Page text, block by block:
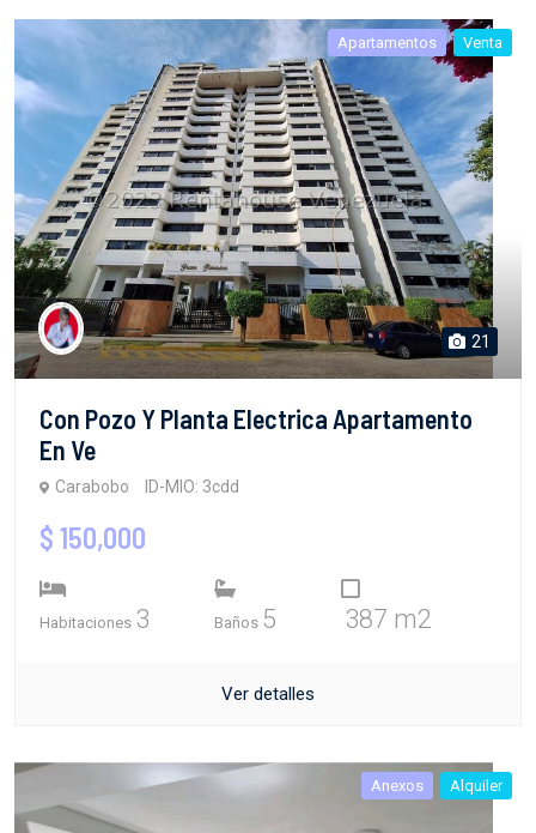
Apartamentos Venta
21
Con Pozo Y Planta Electrica Apartamento
En Ve
Carabobo ID-MIO: 3cdd
$ 150,000
Habitaciones 3 Baños 5 387 m2
Ver detalles
Anexos Alquiler